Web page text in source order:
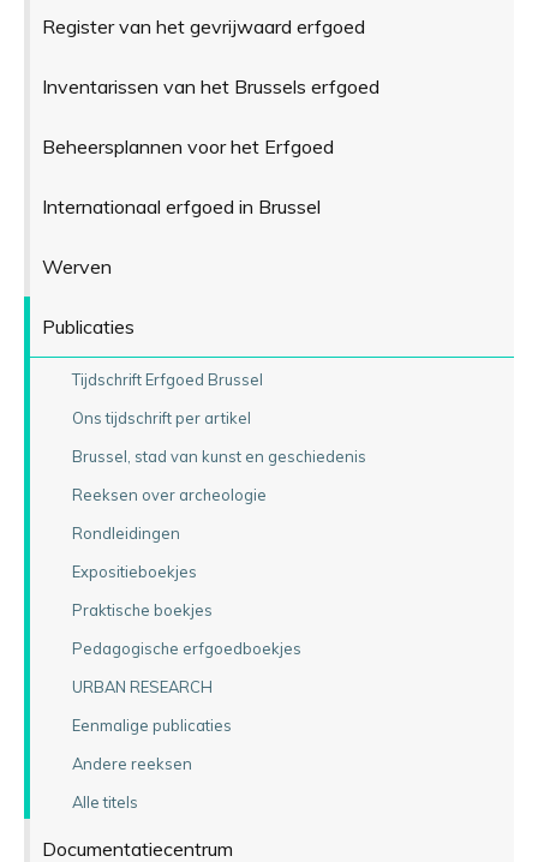
Register van het gevrijwaard erfgoed
Inventarissen van het Brussels erfgoed
Beheersplannen voor het Erfgoed
Internationaal erfgoed in Brussel
Werven
Publicaties
Tijdschrift Erfgoed Brussel
Ons tijdschrift per artikel
Brussel, stad van kunst en geschiedenis
Reeksen over archeologie
Rondleidingen
Expositieboekjes
Praktische boekjes
Pedagogische erfgoedboekjes
URBAN RESEARCH
Eenmalige publicaties
Andere reeksen
Alle titels
Documentatiecentrum